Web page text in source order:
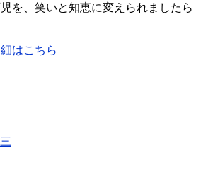
を、笑いと知恵に変えられましたら
はこちら